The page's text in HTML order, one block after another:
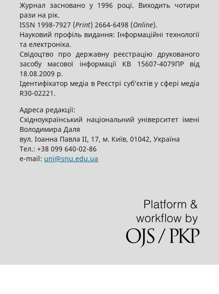
Журнал засновано у 1996 році. Виходить чотири
рази на рік.
ISSN 1998-7927 (Print) 2664-6498 (Online).
Науковий профіль видання: Інформаційні технології
та електроніка.
Свідоцтво про державну реєстрацію друкованого
засобу масової інформації КВ 15607-4079ПР від
18.08.2009 р.
Ідентифікатор медіа в Реєстрі суб’єктів у сфері медіа
R30-02221.
Адреса редакції:
Східноукраїнський національний університет імені
Володимира Даля
вул. Іоанна Павла ІІ, 17, м. Київ, 01042, Україна
Тел.: +38 099 640-02-86
е-mail: uni@snu.edu.ua